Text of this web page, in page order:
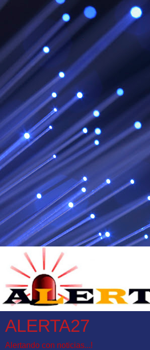
ALERTA27
Alertando con noticias...!